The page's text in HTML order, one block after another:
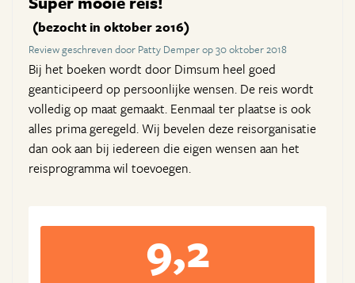
(bezocht in oktober 2016)
Review geschreven door Patty Demper op 30 oktober 2018
Bij het boeken wordt door Dimsum heel goed
geanticipeerd op persoonlijke wensen. De reis wordt
volledig op maat gemaakt. Eenmaal ter plaatse is ook
alles prima geregeld. Wij bevelen deze reisorganisatie
dan ook aan bij iedereen die eigen wensen aan het
reisprogramma wil toevoegen.
9,2